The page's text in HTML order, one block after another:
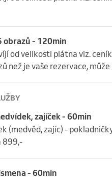
obrazů - 120min
od velikosti plátna viz.
než je vaše rezervace,
zajíček - 60min
(medvěd, zajíc) -
899,-
- 60min